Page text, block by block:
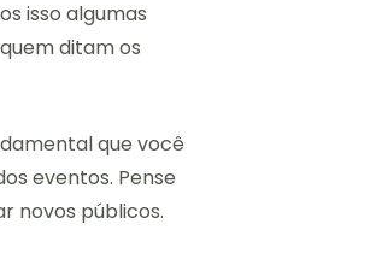
isso algumas
ditam os
que você
eventos. Pense
novos públicos.